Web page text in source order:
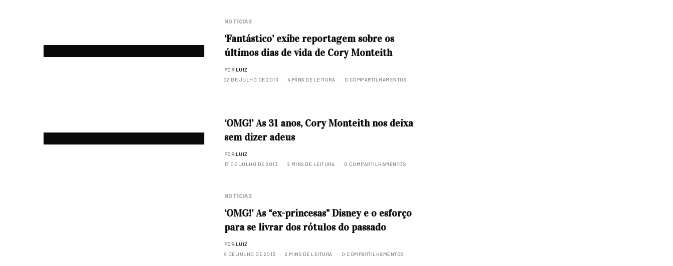
NOTÍCIAS
‘Fantástico’ exibe reportagem sobre os
últimos dias de vida de Cory Monteith
POR LUIZ
22 DE JULHO DE 2013
4 MINS DE LEITURA 0 COMPARTILHAMENTOS
‘OMG!’ As 31 anos, Cory Monteith nos deixa
sem dizer adeus
POR LUIZ
17 DE JULHO DE 2013
2 MINS DE LEITURA 0 COMPARTILHAMENTOS
NOTÍCIAS
‘OMG!’ As “ex-princesas” Disney e o esforço
para se livrar dos rótulos do passado
POR LUIZ
9 DE JULHO DE 2013
2 MINS DE LEITURA 0 COMPARTILHAMENTOS